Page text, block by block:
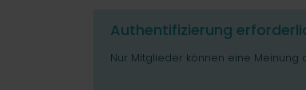
Authentifizierung
Nur Mitglieder können eine Meinung